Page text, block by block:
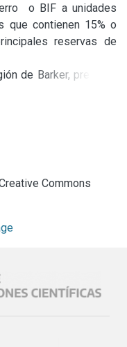
o BIF a unidades
que contienen 15% o
reservas de
de Barker, presenta
por encima del
Commons